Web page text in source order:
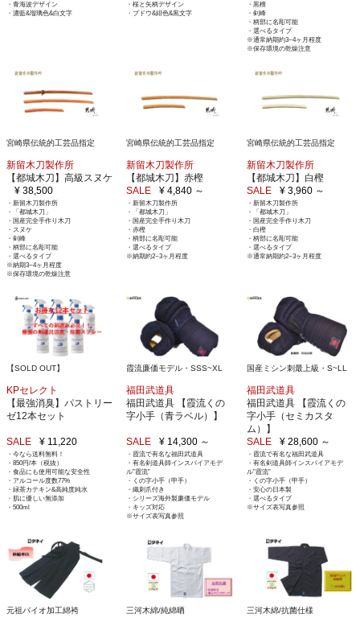
・青海波デザイン
・濃藍&瑠璃色&白文字
・桜と矢柄デザイン
・ブドウ&緋色&黒文字
・黒檀
・剣峰
・柄部に名彫可能
・選べるタイプ
※通常納期約3~4ヶ月程度
※保存環境の乾燥注意
宮崎県伝統的工芸品指定
新留木刀製作所
【都城木刀】高級スヌケ
¥ 38,500
・新留木刀製作所
・「都城木刀」
・国産完全手作り木刀
・スヌケ
・剣峰
・柄部に名彫可能
・選べるタイプ
※納期3~4ヶ月程度
※保存環境の乾燥注意
宮崎県伝統的工芸品指定
新留木刀製作所
【都城木刀】赤樫
¥ 4,840 ～
SALE
・新留木刀製作所
・「都城木刀」
・国産完全手作り木刀
・赤樫
・柄部に名彫可能
・選べるタイプ
※納期約2~3ヶ月程度
宮崎県伝統的工芸品指定
新留木刀製作所
【都城木刀】白樫
¥ 3,960 ～
SALE
・新留木刀製作所
・「都城木刀」
・国産完全手作り木刀
・白樫
・柄部に名彫可能
・選べるタイプ
※通常納期約2~3ヶ月程度
【SOLD OUT】
KPセレクト
【最強消臭】パストリー
ゼ12本セット
¥ 11,220
SALE
・今なら送料無料！
・850円/本（税抜）
・食品にも使用可能な安全性
・アルコール度数77%
・緑茶カテキン&高純度純水
・肌に優しい無添加
・500ml
霞流廉価モデル・SSS~XL
福田武道具
福田武道具 【霞流くの
字小手（青ラベル）】
¥ 14,300 ～
SALE
・霞流で有名な福田武道具
・有名剣道具師インスパイアモデ
ル”霞流”
・くの字小手（甲手）
・織刺爪付き
・シリーズ海外製廉価モデル
・キッズ対応
※サイズ表写真参照
国産ミシン刺最上級・S~LL
福田武道具
福田武道具 【霞流くの
字小手（セミカスタ
ム）】
¥ 28,600 ～
SALE
・霞流で有名な福田武道具
・有名剣道具師インスパイアモデ
ル”霞流”
・くの字小手（甲手）
・安心の日本製
・選べるタイプ
※サイズ表写真参照
元祖バイオ加工綿袴 三河木綿/純綿晒 三河木綿/抗菌仕様